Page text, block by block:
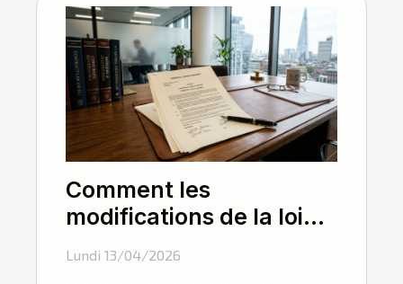
Comment les
modifications de la loi
contrats de travail en
Lundi 13/04/2026